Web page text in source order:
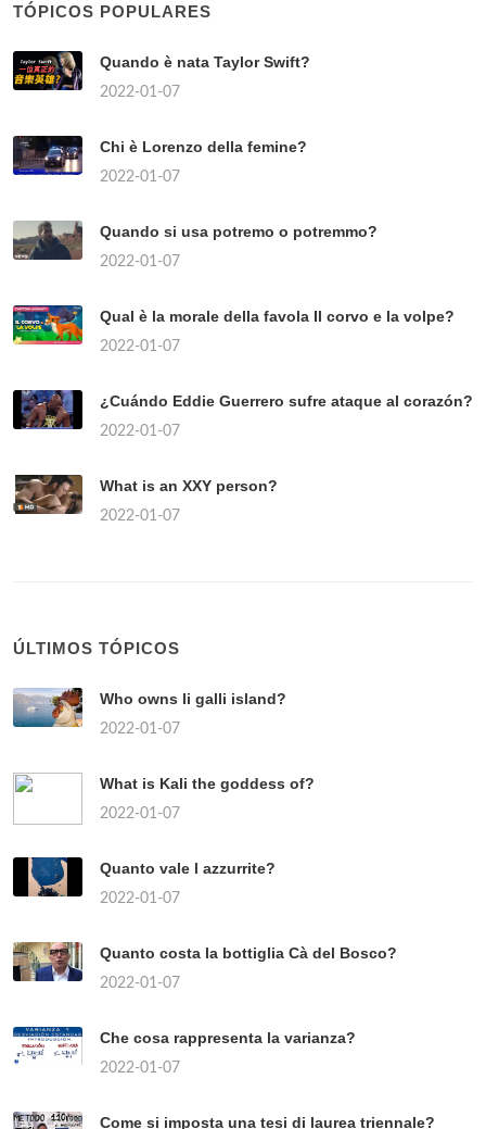
TÓPICOS POPULARES
Quando è nata Taylor Swift?
2022-01-07
Chi è Lorenzo della femine?
2022-01-07
Quando si usa potremo o potremmo?
2022-01-07
Qual è la morale della favola Il corvo e la volpe?
2022-01-07
¿Cuándo Eddie Guerrero sufre ataque al corazón?
2022-01-07
What is an XXY person?
2022-01-07
ÚLTIMOS TÓPICOS
Who owns li galli island?
2022-01-07
What is Kali the goddess of?
2022-01-07
Quanto vale l azzurrite?
2022-01-07
Quanto costa la bottiglia Cà del Bosco?
2022-01-07
Che cosa rappresenta la varianza?
2022-01-07
Come si imposta una tesi di laurea triennale?